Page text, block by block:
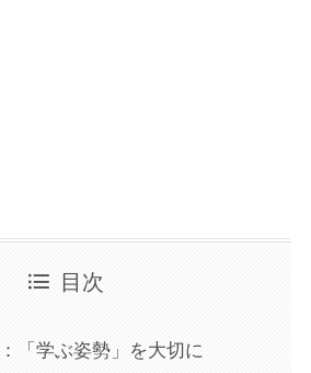
目次
「学ぶ姿勢」を大切に